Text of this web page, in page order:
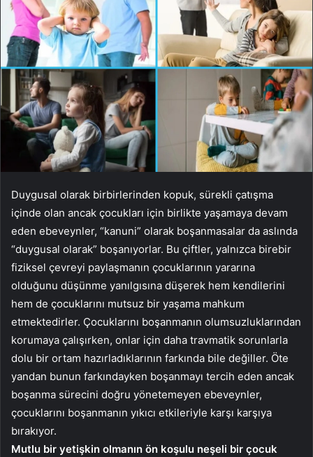
Duygusal olarak birbirlerinden kopuk, sürekli çatışma
içinde olan ancak çocukları için birlikte yaşamaya devam
eden ebeveynler, “kanuni” olarak boşanmasalar da aslında
“duygusal olarak” boşanıyorlar. Bu çiftler, yalnızca birebir
fiziksel çevreyi paylaşmanın çocuklarının yararına
olduğunu düşünme yanılgısına düşerek hem kendilerini
hem de çocuklarını mutsuz bir yaşama mahkum
etmektedirler. Çocuklarını boşanmanın olumsuzluklarından
korumaya çalışırken, onlar için daha travmatik sorunlarla
dolu bir ortam hazırladıklarının farkında bile değiller. Öte
yandan bunun farkındayken boşanmayı tercih eden ancak
boşanma sürecini doğru yönetemeyen ebeveynler,
çocuklarını boşanmanın yıkıcı etkileriyle karşı karşıya
bırakıyor.
Mutlu bir yetişkin olmanın ön koşulu neşeli bir çocuk